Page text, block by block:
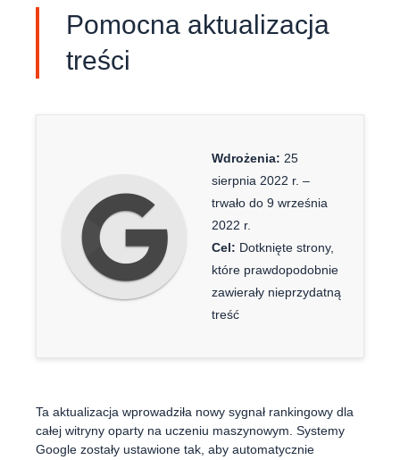
Pomocna aktualizacja
treści
Wdrożenia: 25
sierpnia 2022 r. –
trwało do 9 września
2022 r.
Cel: Dotknięte strony,
które prawdopodobnie
zawierały nieprzydatną
treść
Ta aktualizacja wprowadziła nowy sygnał rankingowy dla
całej witryny oparty na uczeniu maszynowym. Systemy
Google zostały ustawione tak, aby automatycznie